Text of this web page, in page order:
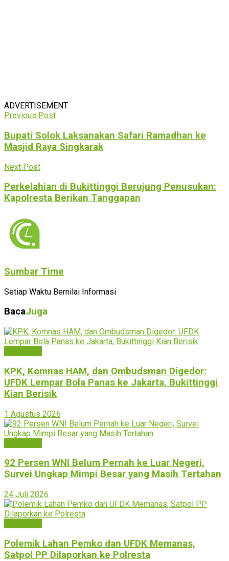
ADVERTISEMENT
Previous Post
Bupati Solok Laksanakan Safari Ramadhan ke
Masjid Raya Singkarak
Next Post
Perkelahian di Bukittinggi Berujung Penusukan:
Kapolresta Berikan Tanggapan
Sumbar Time
Setiap Waktu Bernilai Informasi
BacaJuga
KPK, Komnas HAM, dan Ombudsman Digedor:
UFDK Lempar Bola Panas ke Jakarta, Bukittinggi
Kian Berisik
1 Agustus 2026
92 Persen WNI Belum Pernah ke Luar Negeri,
Survei Ungkap Mimpi Besar yang Masih Tertahan
24 Juli 2026
Polemik Lahan Pemko dan UFDK Memanas,
Satpol PP Dilaporkan ke Polresta